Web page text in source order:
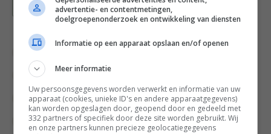
Bewaar recept
Bakken
Gangen
Kinderfeestje recepten Nagerecht Noten
Overdag Super groen Superfood
advertentie- en contentmetingen,
doelgroepenonderzoek en ontwikkeling van diensten
Informatie op een apparaat opslaan en/of openen
Meer informatie
Uw persoonsgegevens worden verwerkt en informatie van uw
apparaat (cookies, unieke ID's en andere apparaatgegevens)
kan worden opgeslagen door, geopend door en gedeeld met
332 partners of specifiek door deze site worden gebruikt. Wij
en onze partners kunnen precieze geolocatiegegevens